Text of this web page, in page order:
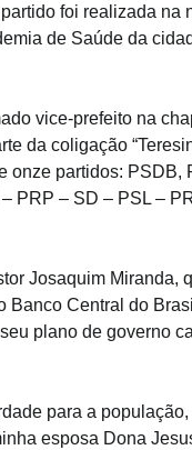
foi realizada na
de Saúde da
vice-prefeito na
da coligação
onze partidos: PSDB,
PRP – SD – PSL –
Josaquim Miranda,
Banco Central do
plano de governo
para a
esposa Dona